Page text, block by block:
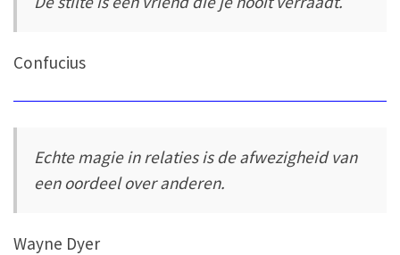
Confucius
Echte magie in relaties is de afwezigheid van
een oordeel over anderen.
Wayne Dyer